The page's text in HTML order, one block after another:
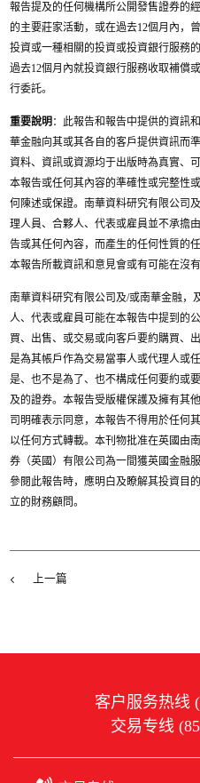
報告提及的任何機構所公開發售證券的
的主要莊家活動，或在過去12個月內，
投資或一種相關的投資或投資銀行服務
過去12個月內就投資銀行服務收取補償
行委託。
重要說明 ：此報告和報告中提供的資訊
華金融向其或其各自的客戶提供資訊而
資料、資訊或資源均于出版時為真實、
本報告或任何其內容的準確性或完整性
何陳述或保證。南華資料研究有限公司
理人員、合夥人、代表或雇員並不承擔
告或其任何內容，而產生的任何性質的
本報告所載資訊和意見會或有可能在沒
南華資料研究有限公司及/或南華金融，
人、代表或雇員可能在本報告中提到的
買、出售、或交易或向客戶要約購買、
是為其帳戶作為交易當事人或代理人或
是、也不是為了、也不構成任何要約或
及的證券。本報告受版權保護及擁有其
司明確表示同意，本報告不得用於任何
以任何方式轉載。本刊物批准在英國由
券（英國）有限公司為一間獲英國金融
參閱此報告時，應明白及瞭解其投資目
立的財務顧問。
上一篇
客户服务热线
交易专线